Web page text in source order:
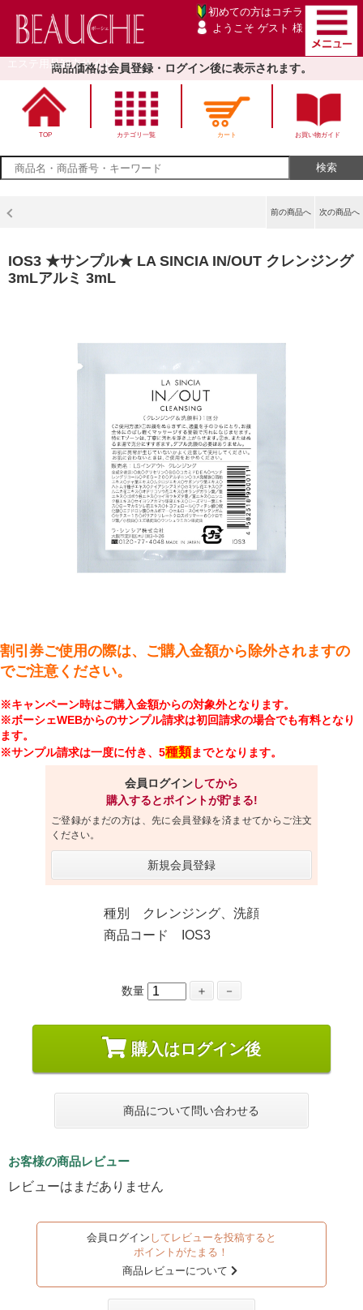
エステ用品卸売サイト
初めての方は コチラ
ようこそ ゲスト 様
商品価格は会員登録・ログイン後に表示されます。
TOP カテゴリ一覧 カート お買い物ガイド
次の商品へ
前の商品へ
IOS3 ★サンプル★ LA SINCIA IN/OUT クレンジング
3mLアルミ 3mL
割引券ご使用の際は、ご購入金額から除外されますの
でご注意ください。
※キャンペーン時はご購入金額からの対象外となります。
※ボーシェWEBからのサンプル請求は初回請求の場合でも有料となり
ます。
※サンプル請求は一度に付き、5種類までとなります。
会員ログインしてから
購入するとポイントが貯まる!
ご登録がまだの方は、先に会員登録を済ませてからご注文
ください。
新規会員登録
種別 クレンジング、洗顔
商品コード IOS3
数量 ＋ －
購入はログイン後
商品について問い合わせる
お客様の商品レビュー
レビューはまだありません
会員ログイン してレビューを投稿すると
ポイントがたまる！
商品レビューについて